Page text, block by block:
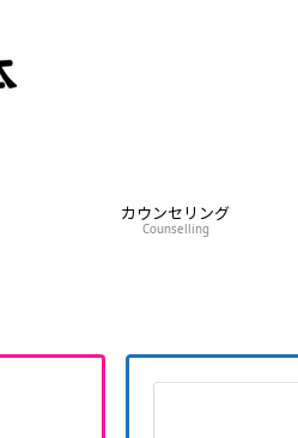
カウンセリング
Counselling